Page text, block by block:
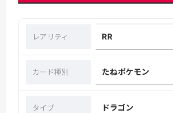
レアリティ RR
カード種別 たねポケモン
タイプ ドラゴン